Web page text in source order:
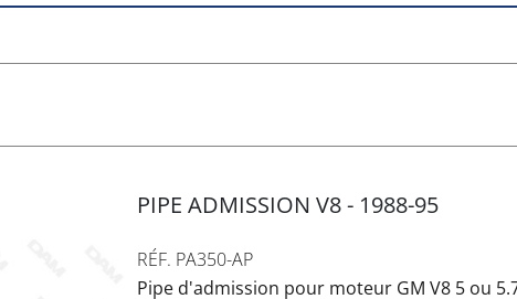
PIPE ADMISSION V8 - 1988-95
RÉF. PA350-AP
Pipe d'admission pour moteur GM V8 5 ou